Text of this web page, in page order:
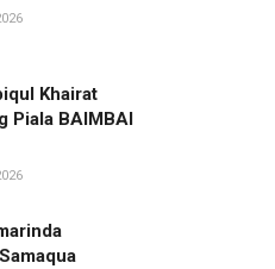
Khairat
Piala BAIMBAI